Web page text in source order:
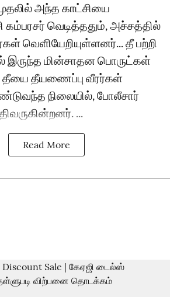
அந்த காட்சியை
கம்பரசர் வெடித்ததும், அச்சத்தில்
வெளியேறியுள்ளனர்... தீ பற்றி
இருந்த மின்சாதன பொருட்கள்
தீயணைப்பு வீரர்கள்
நிலையில், போலீசார்
...
Read More